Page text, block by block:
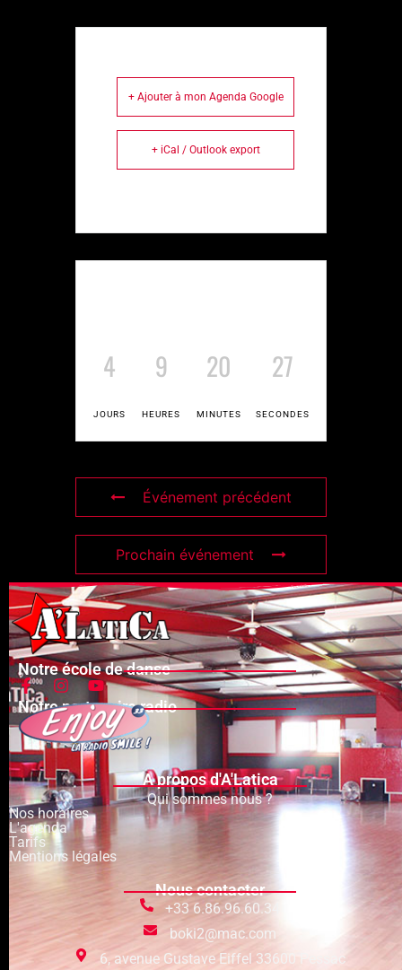
+ Ajouter à mon Agenda Google
+ iCal / Outlook export
4
JOURS
9
HEURES
20
MINUTES
27
SECONDES
Événement précédent
Prochain événement
Notre école de danse
Notre partenaire radio
A propos d'A'Latica
Qui sommes nous ?
Nos horaires
L'agenda
Tarifs
Mentions légales
Nous contacter
+33 6.86.96.60.34
boki2@mac.com
6, avenue Gustave Eiffel 33600 Pessac